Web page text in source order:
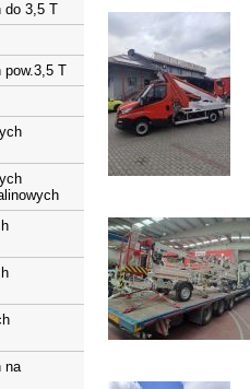
do 3,5 T
pow.3,5 T
na